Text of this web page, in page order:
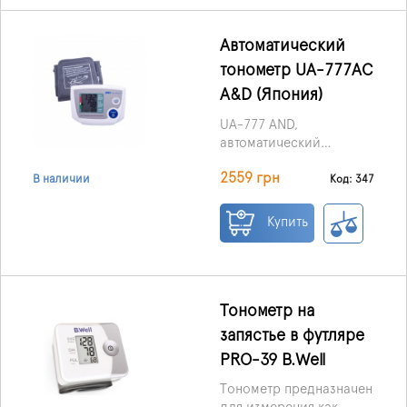
кольцом.Качественный
металлический
стетоскоп в комплекте.
В наличии
Автоматический
тонометр UA-777AC
A&D (Япония)
UA-777 AND,
автоматический
медицинский прибор,
быстро контролировать
пульс и артериальное
манжеты сокращает ее
время и уменьшает
неприятное ощущение
сдавливания. Взятие
последних 3 измерений
2559 грн Код: 347
Купить
Тонометр на
запястье в футляре
PRO-39 B.Well
Тонометр предназначен